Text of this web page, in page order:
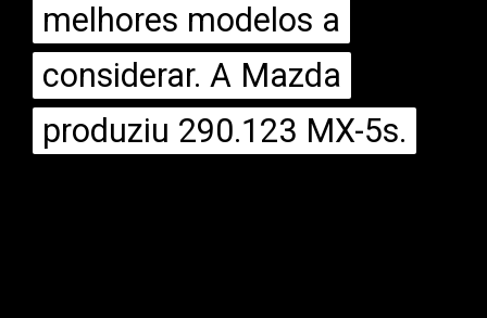
melhores modelos a
considerar. A Mazda
produziu 290.123 MX-5s.
melhores modelos a
considerar. A Mazda
produziu 290.123 MX-5s.